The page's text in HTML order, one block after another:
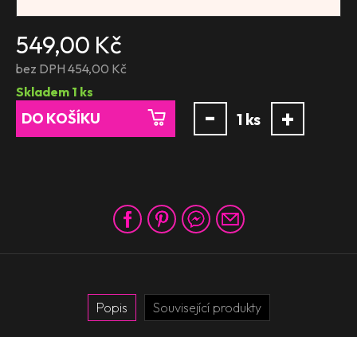
549,00 Kč
bez DPH 454,00 Kč
Skladem 1 ks
DO KOŠÍKU - 1 ks +
Popis Související produkty